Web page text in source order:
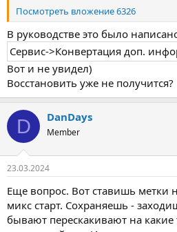
Посмотреть вложение 6326
В руководстве это было
Сервис->Конвертация доп.
Вот и не увидел)
Восстановить уже не получится?
D DanDays
Member
23.03.2024
Еще вопрос. Вот ставишь метки
микс старт. Сохраняешь -
бывают перескакивают на